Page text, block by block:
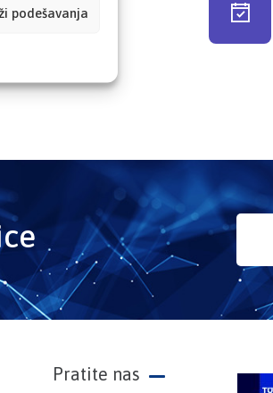
podešavanja
Pratite nas